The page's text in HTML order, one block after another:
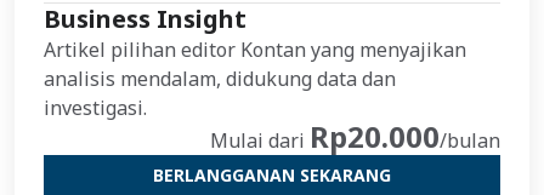
Business Insight
Artikel pilihan editor Kontan yang menyajikan
analisis mendalam, didukung data dan
investigasi.
Mulai dari Rp20.000/bulan
BERLANGGANAN SEKARANG